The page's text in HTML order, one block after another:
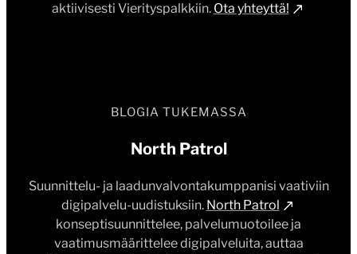
aktiivisesti Vierityspalkkiin. Ota yhteyttä!
BLOGIA TUKEMASSA
North Patrol
Suunnittelu- ja laadunvalvontakumppanisi vaativiin
digipalvelu-uudistuksiin. North Patrol
konseptisuunnittelee, palvelumuotoilee ja
vaatimusmäärittelee digipalveluita, auttaa